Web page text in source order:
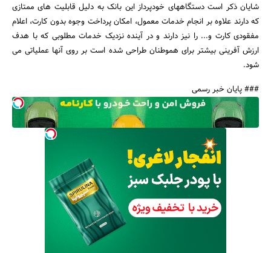
شایان ذکر است دستگاههای خودپرداز این بانک به دلیل قابلیت های ممتازی
که دارند علاوه بر انجام خدمات معمول، امکان پرداخت وجوه بدون کارت، اعلام
مفقودی کارت و... را نیز دارند و در آینده نزدیک خدمات مطلوبی که با هدف
ارزش آفرینی بیشتر برای هموطنان طراحی شده است بر روی آنها عملیاتی می
شود.
### پایان خبر رسمی